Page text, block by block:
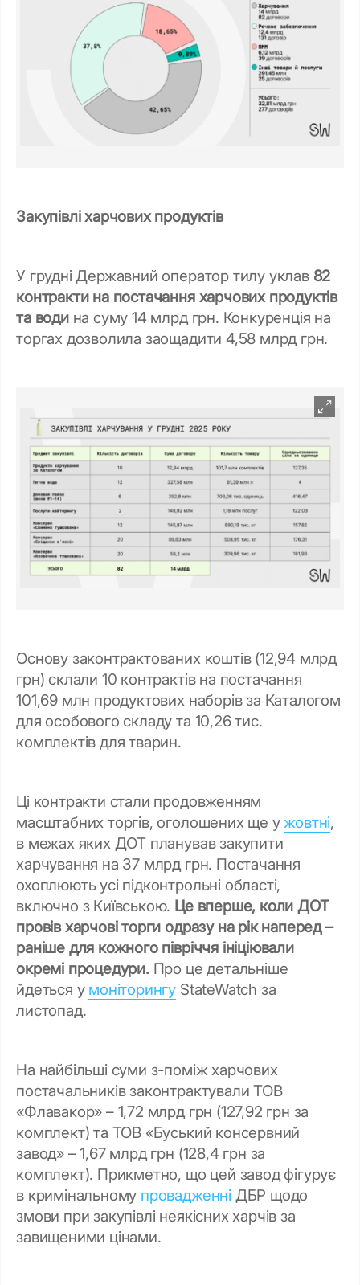
Закупівлі харчових продуктів
У грудні Державний оператор тилу уклав 82
контракти на постачання харчових продуктів
та води на суму 14 млрд грн. Конкуренція на
торгах дозволила заощадити 4,58 млрд грн.
Основу законтрактованих коштів (12,94 млрд
грн) склали 10 контрактів на постачання
101,69 млн продуктових наборів за Каталогом
для особового складу та 10,26 тис.
комплектів для тварин.
Ці контракти стали продовженням
масштабних торгів, оголошених ще ужовтні,
в межах яких ДОТ планував закупити
харчування на 37 млрд грн. Постачання
охоплюють усі підконтрольні області,
включно з Київською. Це вперше, коли ДОТ
провів харчові торги одразу на рік наперед –
раніше для кожного півріччя ініціювали
окремі процедури. Про це детальніше
йдеться у моніторингу StateWatch за
листопад.
На найбільші суми з-поміж харчових
постачальників законтрактували ТОВ
«Флавакор» – 1,72 млрд грн (127,92 грн за
комплект) та ТОВ «Буський консервний
завод» – 1,67 млрд грн (128,4 грн за
комплект). Прикметно, що цей завод фігурує
в кримінальному провадженні ДБР щодо
змови при закупівлі неякісних харчів за
завищеними цінами.